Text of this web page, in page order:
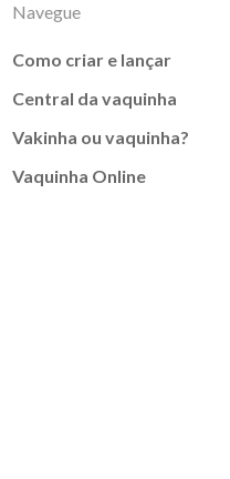
Navegue
Como criar e lançar
Central da vaquinha
Vakinha ou vaquinha?
Vaquinha Online